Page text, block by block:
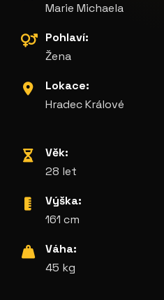
Marie Michaela
Pohlaví:
Žena
Lokace:
Hradec Králové
Věk:
28 let
Výška:
161 cm
Váha:
45 kg